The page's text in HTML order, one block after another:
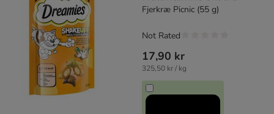
Fjerkræ Picnic (55 g)
17,90 kr
325,50 kr / kg
Not Rated